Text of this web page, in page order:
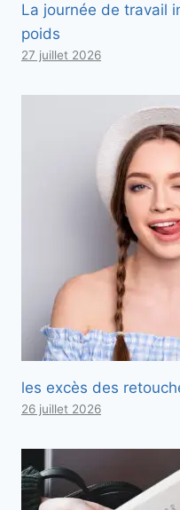
La journée de travail
poids
27 juillet 2026
les excès des
26 juillet 2026